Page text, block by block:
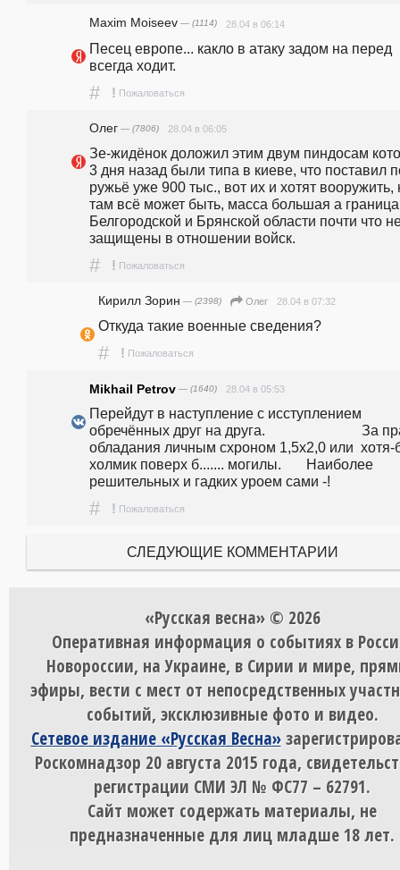
Maxim Moiseev — (1114) 28.04 в 06:14
Песец европе... какло в атаку задом на перед
всегда ходит.
# ! Пожаловаться
Олег — (7806) 28.04 в 06:05
Зе-жидёнок доложил этим двум пиндосам
3 дня назад были типа в киеве, что поставил
ружьё уже 900 тыс., вот их и хотят вооружить,
там всё может быть, масса большая а граница
Белгородской и Брянской области почти что
защищены в отношении войск.
# ! Пожаловаться
Кирилл Зорин — (2398) Олег 28.04 в 07:32
Откуда такие военные сведения?
# ! Пожаловаться
Mikhail Petrov — (1640) 28.04 в 05:53
Перейдут в наступление с исступлением
обречённых друг на друга.                           За
обладания личным схроном 1,5х2,0 или
холмик поверх б....... могилы.       Наиболее
решительных и гадких уроем сами -!
# ! Пожаловаться
СЛЕДУЮЩИЕ КОММЕНТАРИИ
«Русская весна» © 2026
Оперативная информация о событиях в
Новороссии, на Украине, в Сирии и мире,
эфиры, вести с мест от непосредственных
событий, эксклюзивные фото и видео.
Сетевое издание «Русская Весна»
Роскомнадзор 20 августа 2015 года,
регистрации СМИ ЭЛ № ФС77 – 62791.
Сайт может содержать материалы, не
предназначенные для лиц младше 18 лет.